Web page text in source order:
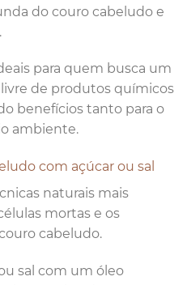
do couro cabeludo e
para quem busca um
de produtos químicos
benefícios tanto para o
ambiente.
com açúcar ou sal
naturais mais
mortas e os
cabeludo.
sal com um óleo